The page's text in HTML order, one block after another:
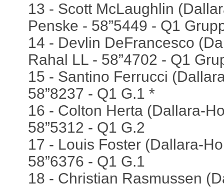
13 - Scott McLaughlin
Penske - 58”5449 - Q1
14 - Devlin DeFrancesco
Rahal LL - 58”4702 - Q1
15 - Santino Ferrucci
58”8237 - Q1 G.1 *
16 - Colton Herta (Dallara-
58”5312 - Q1 G.2
17 - Louis Foster (Dallara-
58”6376 - Q1 G.1
18 - Christian Rasmussen